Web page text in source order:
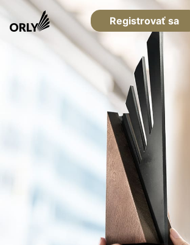
Registrovať sa